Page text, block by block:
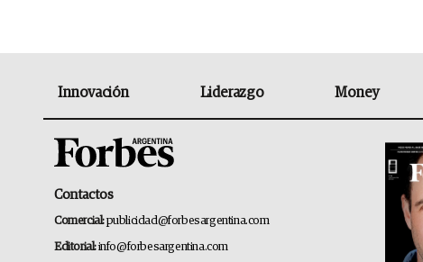
Innovación Liderazgo Money
Contactos
Comercial:publicidad@forbesargentina.com
Editorial:info@forbesargentina.com